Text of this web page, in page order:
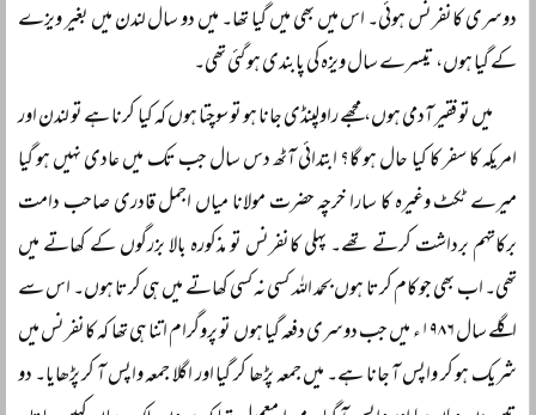
دوسری کانفرنس ہوئی۔ اس میں بھی میں گیا تھا۔ میں دو سال لندن میں بغیر ویزے
کے گیا ہوں، تیسرے سال ویزہ کی پابندی ہو گئی تھی۔
میں تو فقیر آدمی ہوں، مجھے راولپنڈی جانا ہو تو سوچتا ہوں کہ کیا کرنا ہے تو لندن اور
امریکہ کا سفر کا کیا حال ہو گا؟ ابتدائی آٹھ دس سال جب تک میں عادی نہیں ہو گیا
میرے ٹکٹ وغیرہ کا سارا خرچہ حضرت مولانا میاں اجمل قادری صاحب دامت
برکاتہم برداشت کرتے تھے۔ پہلی کانفرنس تو مذکورہ بالا بزرگوں کے کھاتے میں
تھی۔ اب بھی جو کام کرتا ہوں بحمد اللہ کسی نہ کسی کھاتے میں ہی کرتا ہوں۔ اس سے
اگلے سال ۱۹۸۶ء میں جب دوسری دفعہ گیا ہوں تو پروگرام اتنا ہی تھا کہ کانفرنس میں
شریک ہو کر واپس آ جانا ہے۔ میں جمعہ پڑھا کر گیا اور اگلا جمعہ واپس آ کر پڑھایا۔ دو